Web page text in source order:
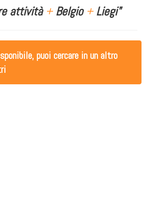
attività +Belgio +Liegi"
puoi cercare in un altro